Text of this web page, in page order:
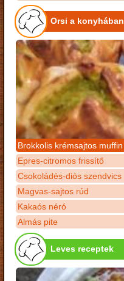
Orsi a konyhában
Brokkolis krémsajtos muffin
Epres-citromos frissítő
Csokoládés-diós szendvics
Magvas-sajtos rúd
Kakaós néró
Almás pite
Leves receptek